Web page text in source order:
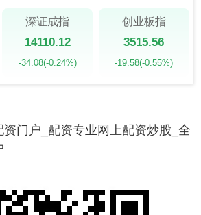
深证成指
14110.12
-34.08(-0.24%)
创业板指
3515.56
-19.58(-0.55%)
门户_配资专业网上配资炒股_全